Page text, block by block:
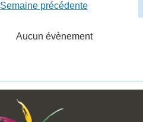
Semaine précédente
Aucun évènement